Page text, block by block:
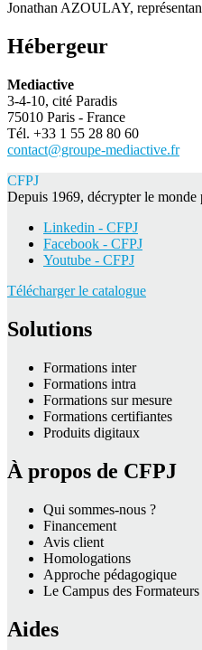
Jonathan AZOULAY,
Hébergeur
Mediactive
3-4-10, cité Paradis
75010 Paris - France
Tél. +33 1 55 28 80 60
contact@groupe-mediactive.fr
CFPJ
Depuis 1969, décrypter le
Linkedin - CFPJ
Facebook - CFPJ
Youtube - CFPJ
Télécharger le catalogue
Solutions
Formations inter
Formations intra
Formations sur mesure
Formations certifiantes
Produits digitaux
À propos de CFPJ
Qui sommes-nous ?
Financement
Avis client
Homologations
Approche pédagogique
Le Campus des Formateurs
Aides